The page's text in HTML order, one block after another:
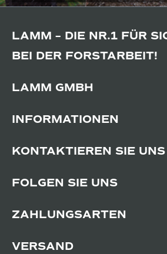
LAMM – DIE NR.1 FÜR
BEI DER FORSTARBEIT!
LAMM GMBH
INFORMATIONEN
KONTAKTIEREN SIE UNS
FOLGEN SIE UNS
ZAHLUNGSARTEN
VERSAND